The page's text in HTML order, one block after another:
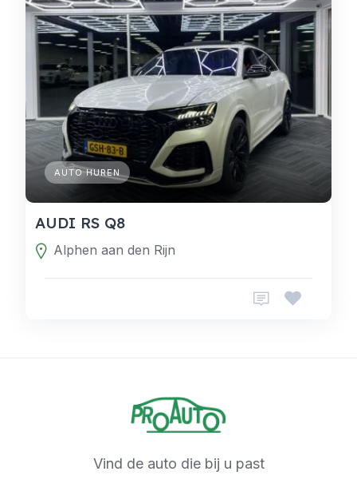
AUTO HUREN
AUDI RS Q8
Alphen aan den Rijn
Vind de auto die bij u past